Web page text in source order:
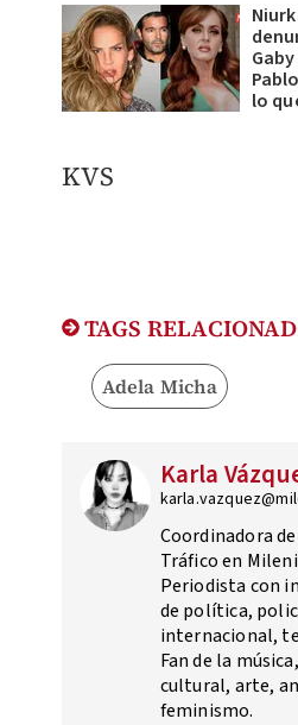
lo
KVS
TAGS
Adela Micha
Karla
Coordinadora
Tráfico en
Periodista con
de política,
internacional,
Fan de la
cultural, arte,
feminismo.